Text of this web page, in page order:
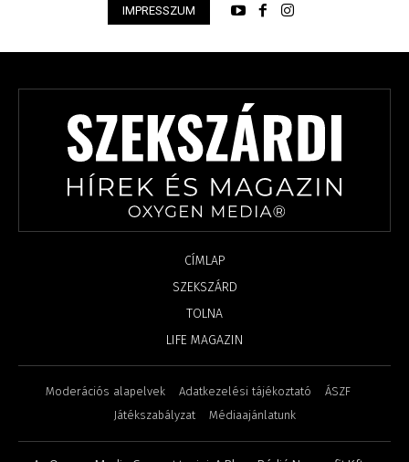
IMPRESSZUM
CÍMLAP
SZEKSZÁRD
TOLNA
LIFE MAGAZIN
Moderációs alapelvek Adatkezelési tájékoztató
ÁSZF
Játékszabályzat
Médiaajánlatunk